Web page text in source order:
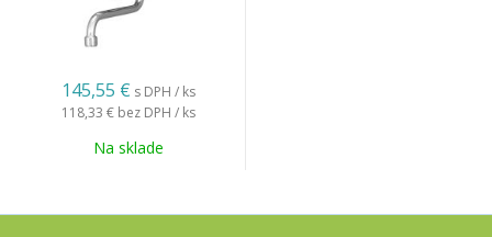
145,55 € s DPH / ks
118,33 € bez DPH / ks
Na sklade